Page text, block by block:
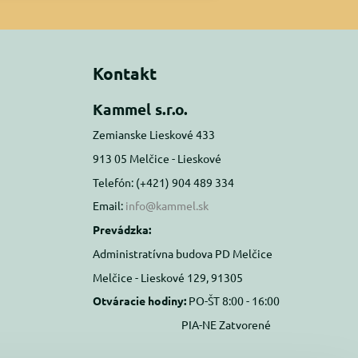
Kontakt
Kammel s.r.o.
Zemianske Lieskové 433
913 05 Melčice - Lieskové
Telefón: (+421) 904 489 334
Email: info@kammel.sk
Prevádzka:
Administratívna budova PD Melčice
Melčice - Lieskové 129, 91305
Otváracie hodiny: PO-ŠT 8:00 - 16:00
PIA-NE Zatvorené